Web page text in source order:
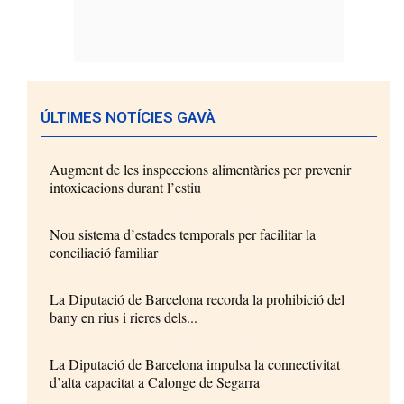
ÚLTIMES NOTÍCIES GAVÀ
Augment de les inspeccions alimentàries per prevenir
intoxicacions durant l’estiu
Nou sistema d’estades temporals per facilitar la
conciliació familiar
La Diputació de Barcelona recorda la prohibició del
bany en rius i rieres dels...
La Diputació de Barcelona impulsa la connectivitat
d’alta capacitat a Calonge de Segarra